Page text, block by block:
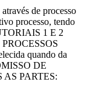
de processo
processo, tendo
1 E 2
quando da
DE
PARTES: